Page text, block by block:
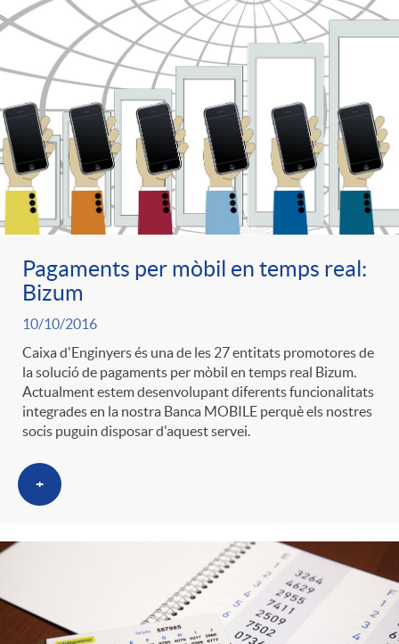
Pagaments per mòbil en temps real:
Bizum
10/10/2016
Caixa d'Enginyers és una de les 27 entitats promotores de
la solució de pagaments per mòbil en temps real Bizum.
Actualment estem desenvolupant diferents funcionalitats
integrades en la nostra Banca MOBILE perquè els nostres
socis puguin disposar d'aquest servei.
+